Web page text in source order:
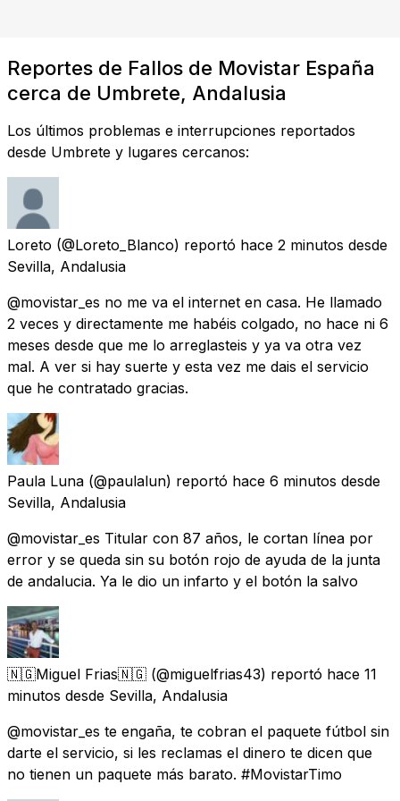
Reportes de Fallos de Movistar España
cerca de Umbrete, Andalusia
Los últimos problemas e interrupciones reportados
desde Umbrete y lugares cercanos:
Loreto (@Loreto_Blanco) reportó hace 2 minutos desde
Sevilla, Andalusia
@movistar_es no me va el internet en casa. He llamado
2 veces y directamente me habéis colgado, no hace ni 6
meses desde que me lo arreglasteis y ya va otra vez
mal. A ver si hay suerte y esta vez me dais el servicio
que he contratado gracias.
Paula Luna (@paulalun) reportó hace 6 minutos desde
Sevilla, Andalusia
@movistar_es Titular con 87 años, le cortan línea por
error y se queda sin su botón rojo de ayuda de la junta
de andalucia. Ya le dio un infarto y el botón la salvo
🇳🇬Miguel Frias🇳🇬 (@miguelfrias43) reportó hace 11
minutos desde Sevilla, Andalusia
@movistar_es te engaña, te cobran el paquete fútbol sin
darte el servicio, si les reclamas el dinero te dicen que
no tienen un paquete más barato. #MovistarTimo